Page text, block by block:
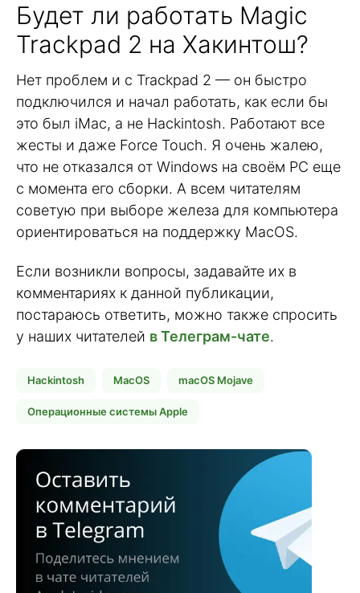
Будет ли работать Magic
Trackpad 2 на Хакинтош?
Нет проблем и с Trackpad 2 — он быстро
подключился и начал работать, как если бы
это был iMac, а не Hackintosh. Работают все
жесты и даже Force Touch. Я очень жалею,
что не отказался от Windows на своём PC еще
с момента его сборки. А всем читателям
советую при выборе железа для компьютера
ориентироваться на поддержку MacOS.
Если возникли вопросы, задавайте их в
комментариях к данной публикации,
постараюсь ответить, можно также спросить
у наших читателей в Телеграм-чате.
Hackintosh MacOS macOS Mojave
Операционные системы Apple